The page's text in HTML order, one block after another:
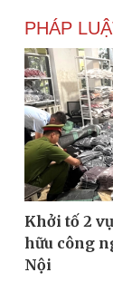
PHÁP
Khởi tố 2
hữu công
Nội